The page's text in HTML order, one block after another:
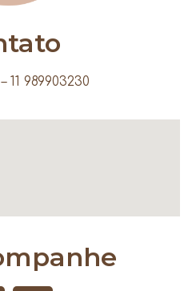
989903230